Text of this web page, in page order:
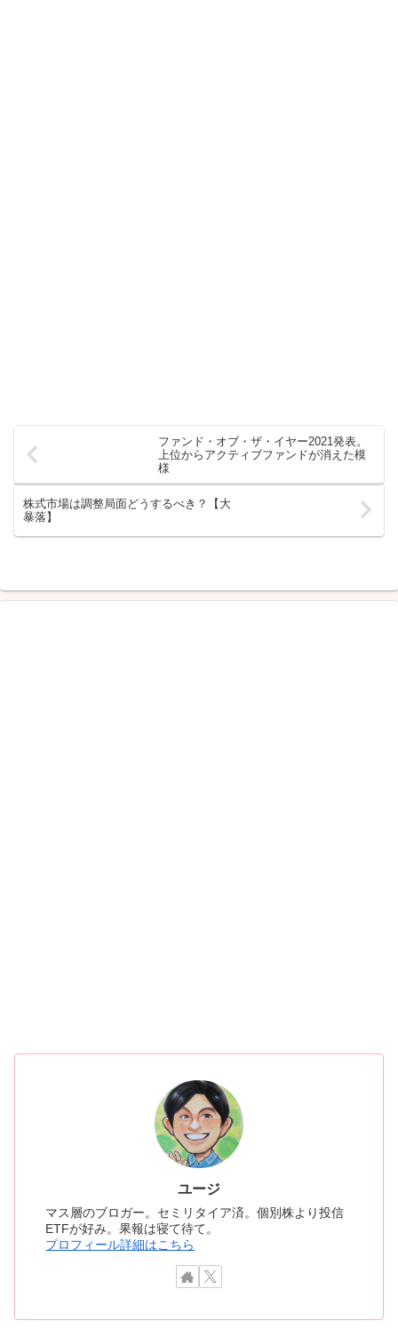
ファンド・オブ・ザ・イヤー2021発表。
上位からアクティブファンドが消えた模
様
株式市場は調整局面どうするべき？【大
暴落】
ユージ
マス層のブロガー。セミリタイア済。個別株より投信
ETFが好み。果報は寝て待て。
プロフィール詳細はこちら